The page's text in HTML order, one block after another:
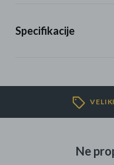
Specifikacije
Ne